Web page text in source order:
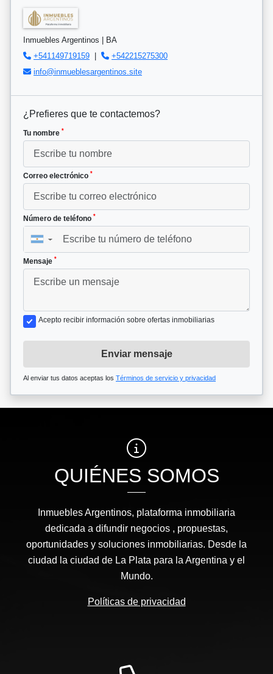
Inmuebles Argentinos | BA
+541149719159 |
+542215275300
info@inmueblesargentinos.site
¿Prefieres que te contactemos?
Tu nombre *
Correo electrónico *
Número de teléfono *
▼
Mensaje *
Acepto recibir información sobre ofertas inmobiliarias
Enviar mensaje
Al enviar tus datos aceptas los Términos de servicio y privacidad
QUIÉNES SOMOS
Inmuebles Argentinos, plataforma inmobiliaria
dedicada a difundir negocios , propuestas,
oportunidades y soluciones inmobiliarias. Desde la
ciudad la ciudad de La Plata para la Argentina y el
Mundo.
Políticas de privacidad